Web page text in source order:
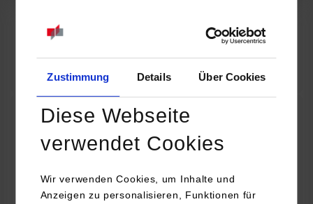
Zustimmung Details Über Cookies
Diese Webseite
verwendet Cookies
Wir verwenden Cookies, um Inhalte und
Anzeigen zu personalisieren, Funktionen für
Online INDIS-Infoveranstaltung für Studierende
Zum Event
Technologietag: Clean Urban Transportation –
nachhaltige Mobilität im (sub)urbanen Umfeld
16.09.2026 - 17.09.2026